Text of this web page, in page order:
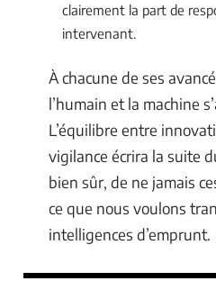
clairement la part de
intervenant.
À chacune de ses
l’humain et la machine
L’équilibre entre
vigilance écrira la suite
bien sûr, de ne jamais
ce que nous voulons
intelligences d’emprunt.